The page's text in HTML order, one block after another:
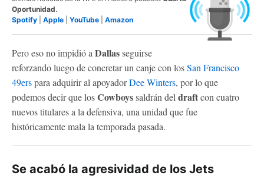
Oportunidad.
Spotify
Apple YouTube Amazon
Pero eso no impidió a Dallasseguirse
reforzando luego de concretar un canje con losSan Francisco
49erspara adquirir al apoyadorDee Winters, por lo que
podemos decir que losCowboyssaldrán del draftcon cuatro
nuevos titulares a la defensiva, una unidad que fue
históricamente mala la temporada pasada.
Se acabó la agresividad de los Jets